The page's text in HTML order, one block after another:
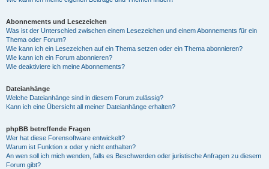
Abonnements und Lesezeichen
Was ist der Unterschied zwischen einem Lesezeichen und einem Abonnements für ein
Thema oder Forum?
Wie kann ich ein Lesezeichen auf ein Thema setzen oder ein Thema abonnieren?
Wie kann ich ein Forum abonnieren?
Wie deaktiviere ich meine Abonnements?
Dateianhänge
Welche Dateianhänge sind in diesem Forum zulässig?
Kann ich eine Übersicht all meiner Dateianhänge erhalten?
phpBB betreffende Fragen
Wer hat diese Forensoftware entwickelt?
Warum ist Funktion x oder y nicht enthalten?
An wen soll ich mich wenden, falls es Beschwerden oder juristische Anfragen zu diesem
Forum gibt?